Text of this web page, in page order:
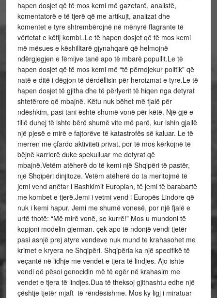
hapen dosjet që të mos kemi më gazetarë, analistë,
komentatorë e të tjerë që me artikujt, analizat dhe
komentet e tyre shtrembërojnë në mënyrë flagrante të
vërtetat e këtij kombi..Le të hapen dosjet që të mos kemi
më mësues e këshilltarë gjynahqarë që helmojnë
ndërgjegjen e fëmijve tanë apo të mbarë popullit.Le të
hapen dosjet që të mos kemi më “të përndjekur politik” që
natë e ditë i dëgjon të dërdëllisin për heroizmat e tyre.Le të
hapen dosjet të gjitha dhe të përlyerit të hiqen nga detyrat
shtetërore që mbajnë. Këtu nuk bëhet më fjalë për
ndëshkim, pasi tani është shumë vonë për këtë. Një gjë e
tillë duhej të ishte bërë shumë vite më parë, kur ishin gjallë
një pjesë e mirë e fajtorëve të katastrofës së kaluar. Le të
merren me çfardo aktiviteti privat, por të mos kërkojnë të
bëjnë karrierë duke spekulluar me detyrat që
mbajnë.Vetëm atëherë do të kemi një Shqipëri të pastër,
një Shqipëri dinjitoze. Vetëm atëherë do ta meritojmë të
jemi vend anëtar i Bashkimit Europian, të jemi të barabartë
me kombet e tjerë.Jemi i vetmi vend i Europës Lindore që
nuk i kemi hapur. Jemi me shumë vonesë, por një fjalë e
urtë thotë: “Më mirë vonë, se kurrë!” Mos u mundoni të
kopjoni modelin gjerman. çek apo të ndonjë vendi tjetër
pasi asnjë prej atyre vendeve nuk mund te krahasohet me
krimet e kryera ne Shqipëri. Shqipëria ka një specifikë të
veçantë në lidhje me vendet e tjera të lindjes. Ajo ishte
vendi që pësoi genocidin më të egër në krahasim me
vendet e tjera të lindjes.Dua të theksoj gjithashtu edhe një
çështje tjetër mjaft të rëndësishme. Mos ky ligj i miratuar